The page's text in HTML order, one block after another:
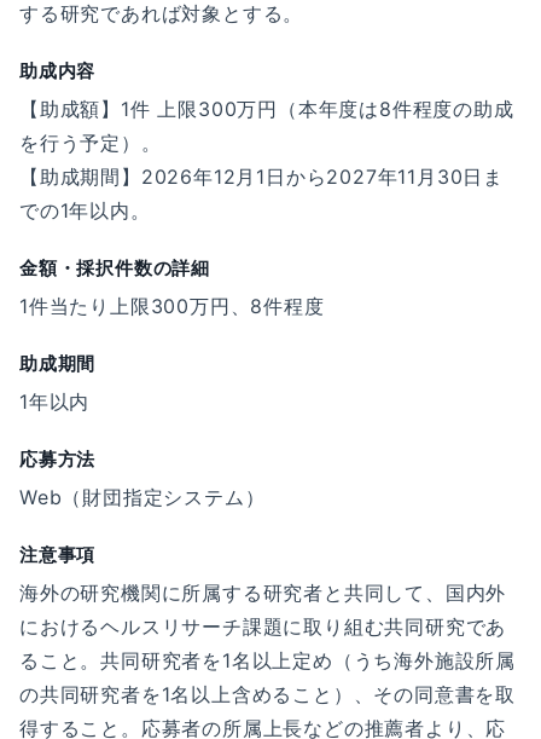
する研究であれば対象とする。
助成内容
【助成額】1件 上限300万円（本年度は8件程度の助成
を行う予定）。
【助成期間】2026年12月1日から2027年11月30日ま
での1年以内。
金額・採択件数の詳細
1件当たり上限300万円、8件程度
助成期間
1年以内
応募方法
Web（財団指定システム）
注意事項
海外の研究機関に所属する研究者と共同して、国内外
におけるヘルスリサーチ課題に取り組む共同研究であ
ること。共同研究者を1名以上定め（うち海外施設所属
の共同研究者を1名以上含めること）、その同意書を取
得すること。応募者の所属上長などの推薦者より、応